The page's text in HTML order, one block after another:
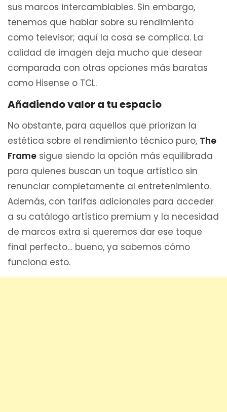
sus marcos intercambiables. Sin embargo,
tenemos que hablar sobre su rendimiento
como televisor; aquí la cosa se complica. La
calidad de imagen deja mucho que desear
comparada con otras opciones más baratas
como Hisense o TCL.
Añadiendo valor a tu espacio
No obstante, para aquellos que priorizan la
estética sobre el rendimiento técnico puro, The
Frame sigue siendo la opción más equilibrada
para quienes buscan un toque artístico sin
renunciar completamente al entretenimiento.
Además, con tarifas adicionales para acceder
a su catálogo artístico premium y la necesidad
de marcos extra si queremos dar ese toque
final perfecto… bueno, ya sabemos cómo
funciona esto.